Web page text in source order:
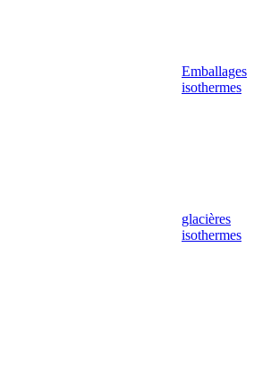
Emballages
isothermes
glacières
isothermes